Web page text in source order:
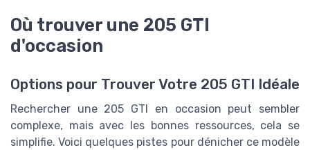
Où trouver une 205 GTI
d'occasion
Options pour Trouver Votre 205 GTI Idéale
Rechercher une 205 GTI en occasion peut sembler
complexe, mais avec les bonnes ressources, cela se
simplifie. Voici quelques pistes pour dénicher ce modèle